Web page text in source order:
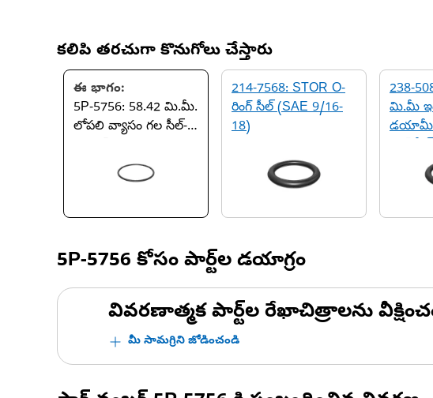
కలిపి తరచుగా కొనుగోలు చేస్తారు
ఈ భాగం:
5P-5756: 58.42 మి.మీ.
లోపలి వ్యాసం గల సీల్-
214-7568: STOR O-
రింగ్ సీల్ (SAE 9/16-
18)
238-
మి.మీ
5P-5756 కోసం పార్ట్‌ల డయాగ్రం
వివరణాత్మక పార్ట్‌ల రేఖాచిత్రాలను
మీ సామగ్రిని జోడించండి